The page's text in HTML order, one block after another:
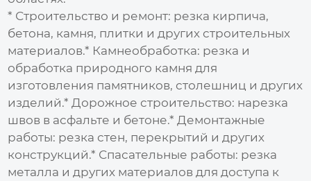
* Строительство и ремонт: резка кирпича,
бетона, камня, плитки и других строительных
материалов.* Камнеобработка: резка и
обработка природного камня для
изготовления памятников, столешниц и других
изделий.* Дорожное строительство: нарезка
швов в асфальте и бетоне.* Демонтажные
работы: резка стен, перекрытий и других
конструкций.* Спасательные работы: резка
металла и других материалов для доступа к